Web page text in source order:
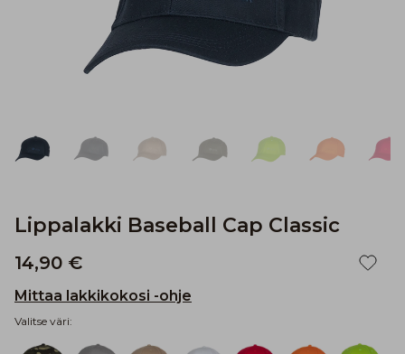
Lippalakki Baseball Cap Classic
14,90 €
Mittaa lakkikokosi -ohje
Valitse väri: